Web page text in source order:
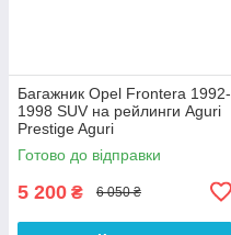
Багажник Opel Frontera 1992-
1998 SUV на рейлинги Aguri
Prestige Aguri
Готово до відправки
5 200 ₴ 6 050 ₴